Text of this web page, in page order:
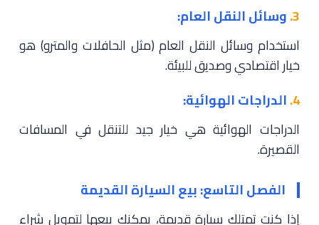
3. وسائل النقل العام:
استخدام وسائل النقل العام (مثل الحافلات والمترو) هو
خيار اقتصادي وصديق للبيئة.
4. الدراجات الهوائية:
الدراجات الهوائية هي خيار جيد للتنقل في المسافات
القصيرة.
الفصل التاسع: بيع السيارة القديمة
إذا كنت تمتلك سيارة قديمة، يمكنك بيعها لتمويل شراء